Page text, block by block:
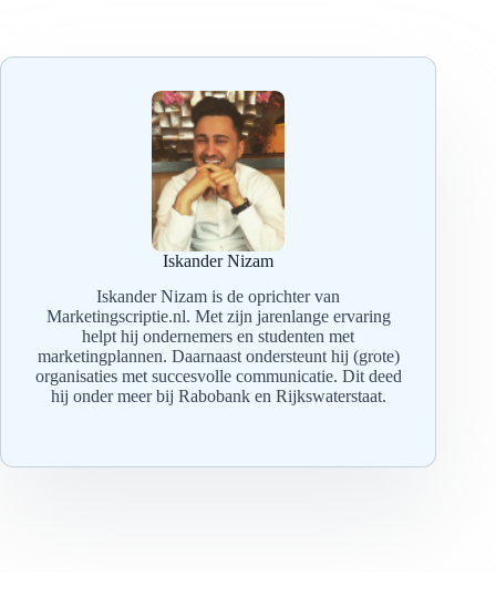
Iskander Nizam
Iskander Nizam is de oprichter van
Marketingscriptie.nl. Met zijn jarenlange ervaring
helpt hij ondernemers en studenten met
marketingplannen. Daarnaast ondersteunt hij (grote)
organisaties met succesvolle communicatie. Dit deed
hij onder meer bij Rabobank en Rijkswaterstaat.